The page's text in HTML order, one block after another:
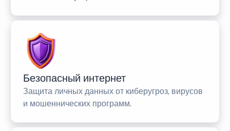
Безопасный интернет
Защита личных данных от киберугроз, вирусов
и мошеннических программ.